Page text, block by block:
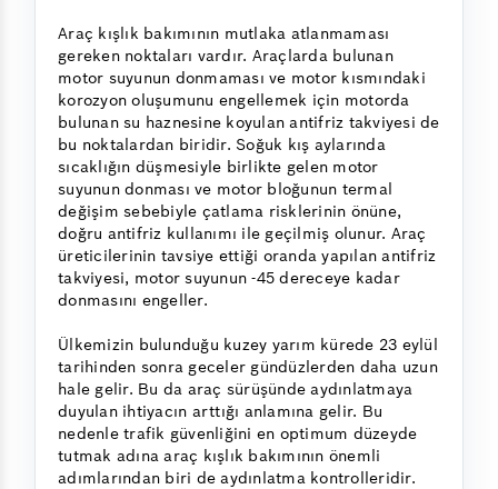
Araç kışlık bakımının mutlaka atlanmaması
gereken noktaları vardır. Araçlarda bulunan
motor suyunun donmaması ve motor kısmındaki
korozyon oluşumunu engellemek için motorda
bulunan su haznesine koyulan antifriz takviyesi de
bu noktalardan biridir. Soğuk kış aylarında
sıcaklığın düşmesiyle birlikte gelen motor
suyunun donması ve motor bloğunun termal
değişim sebebiyle çatlama risklerinin önüne,
doğru antifriz kullanımı ile geçilmiş olunur. Araç
üreticilerinin tavsiye ettiği oranda yapılan antifriz
takviyesi, motor suyunun -45 dereceye kadar
donmasını engeller.
Ülkemizin bulunduğu kuzey yarım kürede 23 eylül
tarihinden sonra geceler gündüzlerden daha uzun
hale gelir. Bu da araç sürüşünde aydınlatmaya
duyulan ihtiyacın arttığı anlamına gelir. Bu
nedenle trafik güvenliğini en optimum düzeyde
tutmak adına araç kışlık bakımının önemli
adımlarından biri de aydınlatma kontrolleridir.